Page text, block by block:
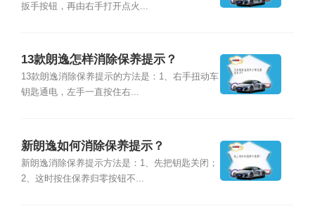
扳手按钮，再由右手打开点火...
13款朗逸怎样消除保养提示？
13款朗逸消除保养提示的方法是：1、右手扭动车
钥匙通电，左手一直按住右...
新朗逸如何消除保养提示？
新朗逸消除保养提示方法是：1、先把钥匙关闭；
2、这时按住保养归零按钮不...